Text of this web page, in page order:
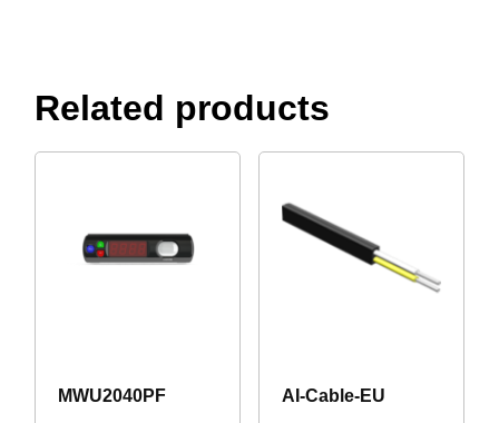
Related products
MWU2040PF
AI-Cable-EU